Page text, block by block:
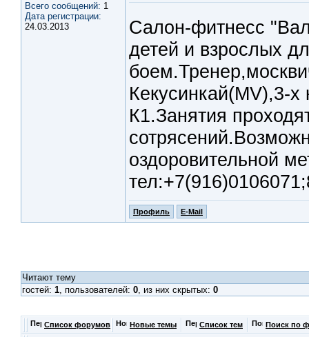
Всего сообщений: 1
Дата регистрации:
24.03.2013
Салон-фитнесс
детей и взрослых
Кекусинкай(MV),3-
К1.Занятия
оздоровительной
Профиль E-Mail
Читают тему
гостей: 1, пользователей: 0, из них скрытых: 0
Список форумов Новые темы Список тем Поиск по